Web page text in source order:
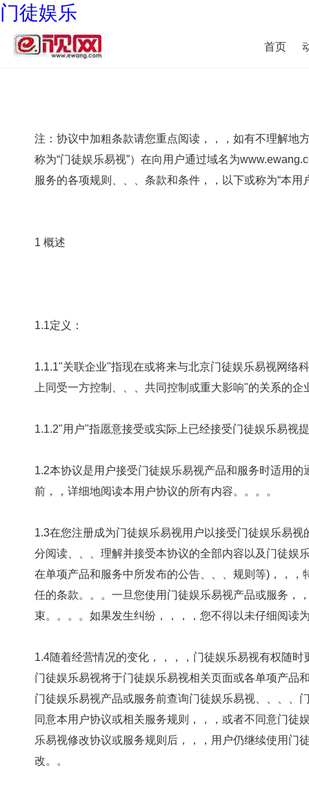
门徒娱乐
首页
注：协议中加粗条款请您重点阅读，，，如
称为“门徒娱乐易视”）在向用户通过域名为
服务的各项规则、、、条款和条件，，以下或称为“本用户协
1 概述
1.1定义：
1.1.1"关联企业"指现在或将来与北京门徒娱乐易视网络科技有限
上同受一方控制、、、共同控制或重大影响"的关系的企业
1.1.2"用户"指愿意接受或实际上已经接受门徒娱乐易视提供的产
1.2本协议是用户接受门徒娱乐易视产品和服务时适用的通用
前，，详细地阅读本用户协议的所有内容。。。。
1.3在您注册成为门徒娱乐易视用户以接受门徒娱乐易视的服务
分阅读、、、理解并接受本协议的全部内容以及门徒
在单项产品和服务中所发布的公告、、、规则等)，
任的条款。。。一旦您使用门徒娱乐易视产品或服务
束。。。。如果发生纠纷，，，，您不得以未仔细阅读
1.4随着经营情况的变化，，，，门徒娱乐易视有
门徒娱乐易视将于门徒娱乐易视相关页面或各单项产品和服务
门徒娱乐易视产品或服务前查询门徒娱乐易视、、、
同意本用户协议或相关服务规则，，，或者不同意门徒
乐易视修改协议或服务规则后，，，用户仍继续使
改。。